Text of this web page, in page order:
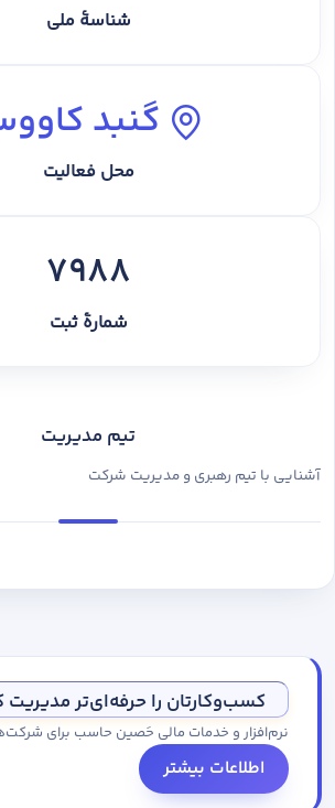
شناسهٔ ملی
گنبد
محل فعالیت
7988
شمارهٔ ثبت
تیم مدیریت
آشنایی با تیم رهبری و مدیریت شرکت
کسب‌وکارتان را حرفه‌ای‌تر مدیریت
نرم‌افزار و خدمات مالی حَصین حاسب برای
اطلاعات بیشتر